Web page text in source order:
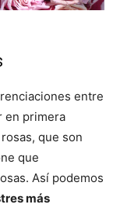
entre
en primera
que son
que
Así podemos
más